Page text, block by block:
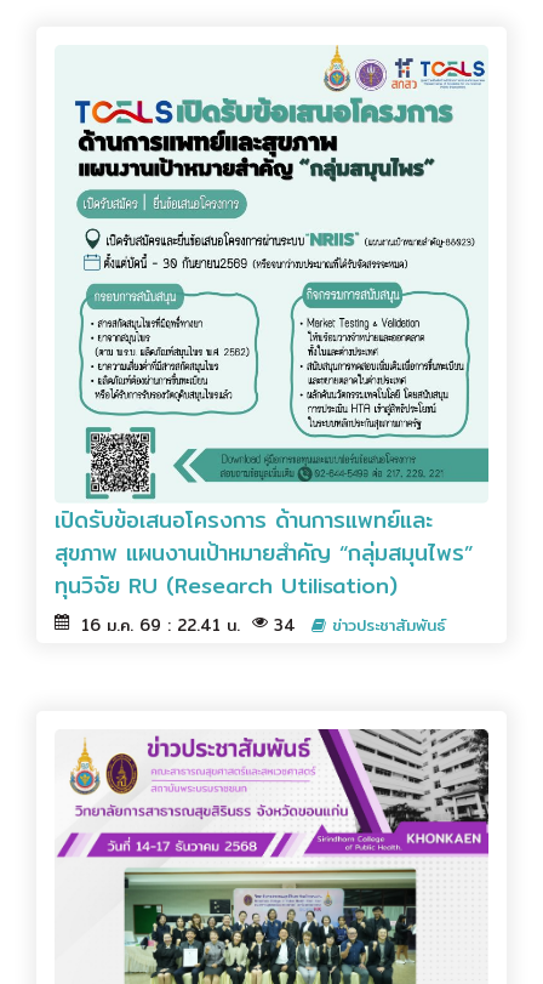
เปิดรับข้อเสนอโครงการ ด้านการแพทย์และ
สุขภาพ แผนงานเป้าหมายสำคัญ “กลุ่มสมุนไพร”
ทุนวิจัย RU (Research Utilisation)
16 ม.ค. 69 : 22.41 น. 34 ข่าวประชาสัมพันธ์